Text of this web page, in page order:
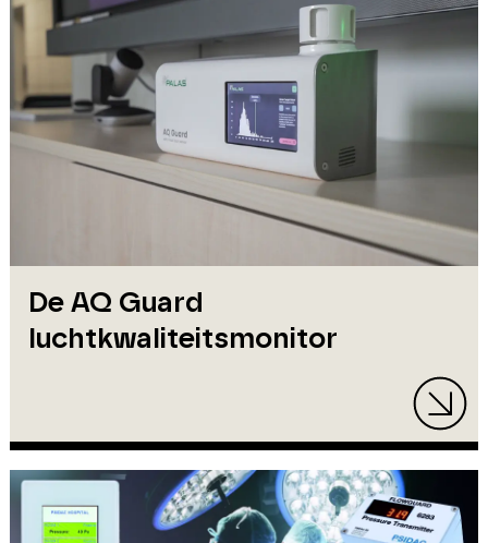
De AQ Guard
luchtkwaliteitsmonitor